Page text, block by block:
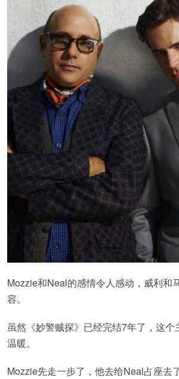
Mozzie和Neal的感情令人感动，威利和
容。
虽然《妙警贼探》已经完结7年了，这个
温暖。
Mozzie先走一步了，他去给Neal占座去了